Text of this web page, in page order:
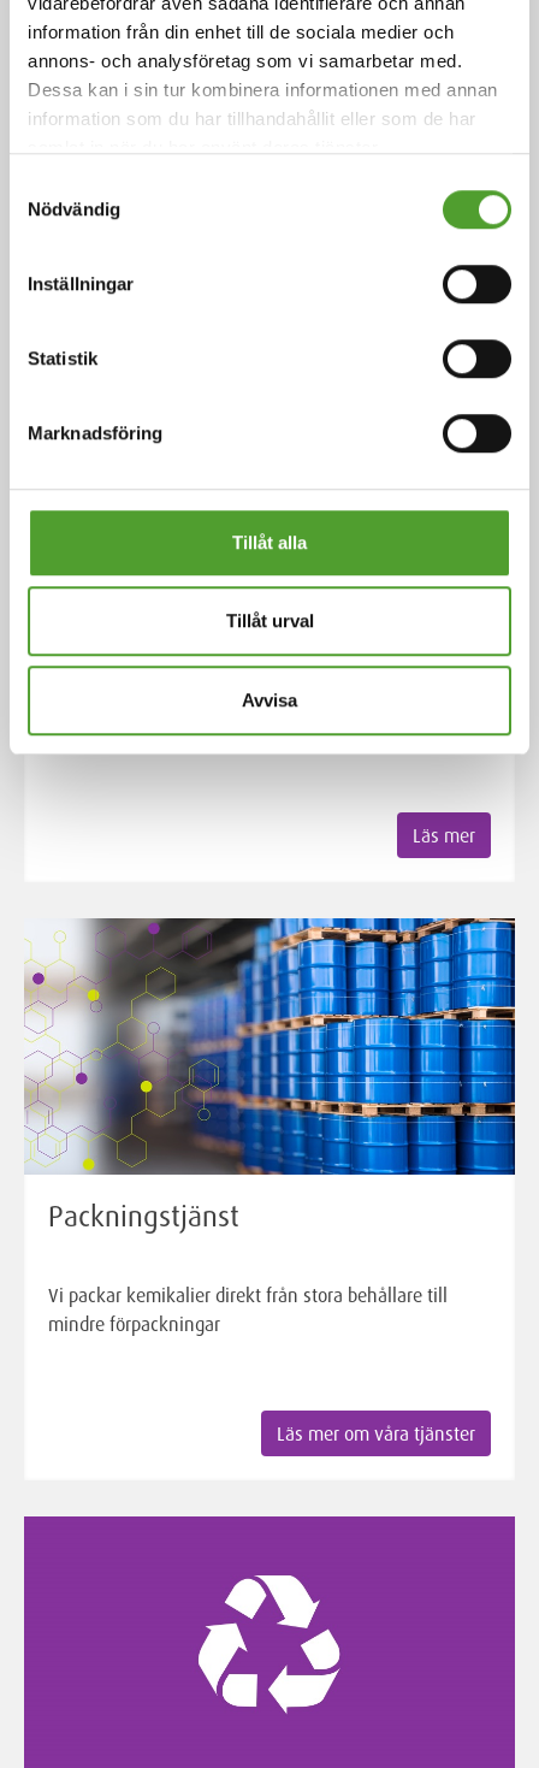
information från din enhet till de sociala medier och
annons- och analysföretag som vi samarbetar med.
Dessa kan i sin tur kombinera informationen med annan
information som du har tillhandahållit eller som de har
Nödvändig
Inställningar
Statistik
Marknadsföring
Tillåt alla
Tillåt urval
Avvisa
Lagerhantering och logistik
Vi har kontroll över leveranskedjan hela vägen från
inköp till omsorgsfull förpackning och tillförlitlig
leverans.
Läs mer om våra tjänster
Lagring på tank
Algol Chemicals erbjuder lagring på tank för flytande
Läs mer
Packningstjänst
Vi packar kemikalier direkt från stora behållare till
mindre förpackningar
Läs mer om våra tjänster